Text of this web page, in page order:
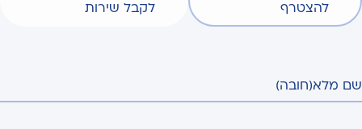
להצטרף
לקבל שירות
שם מלא(חובה)